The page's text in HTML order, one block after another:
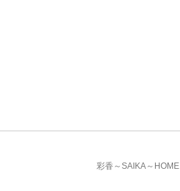
彩香～SAIKA～HOME